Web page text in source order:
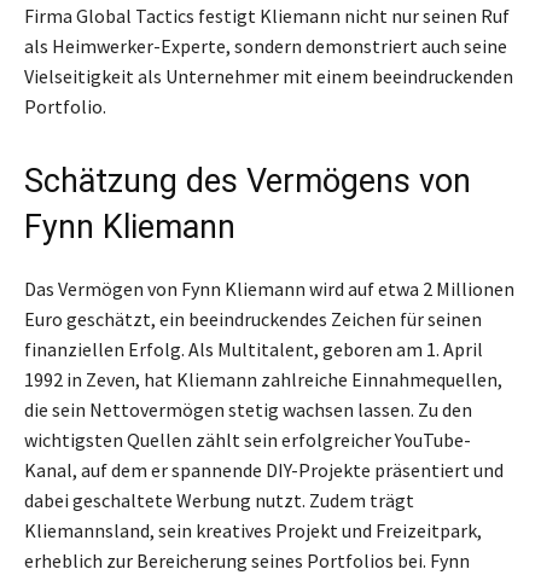
Firma Global Tactics festigt Kliemann nicht nur seinen Ruf
als Heimwerker-Experte, sondern demonstriert auch seine
Vielseitigkeit als Unternehmer mit einem beeindruckenden
Portfolio.
Schätzung des Vermögens von
Fynn Kliemann
Das Vermögen von Fynn Kliemann wird auf etwa 2 Millionen
Euro geschätzt, ein beeindruckendes Zeichen für seinen
finanziellen Erfolg. Als Multitalent, geboren am 1. April
1992 in Zeven, hat Kliemann zahlreiche Einnahmequellen,
die sein Nettovermögen stetig wachsen lassen. Zu den
wichtigsten Quellen zählt sein erfolgreicher YouTube-
Kanal, auf dem er spannende DIY-Projekte präsentiert und
dabei geschaltete Werbung nutzt. Zudem trägt
Kliemannsland, sein kreatives Projekt und Freizeitpark,
erheblich zur Bereicherung seines Portfolios bei. Fynn